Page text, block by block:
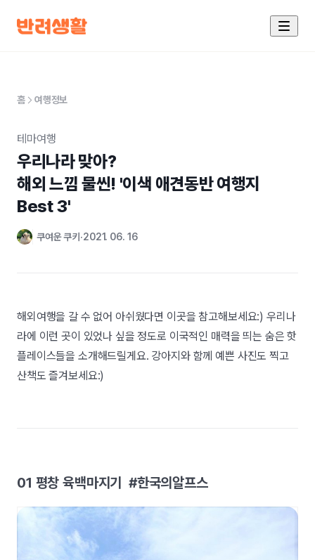
홈 여행정보
테마여행
우리나라 맞아?
해외 느낌 물씬! '이색 애견동반 여행지
Best 3'
쿠여운 쿠키 2021. 06. 16
해외여행을 갈 수 없어 아쉬웠다면 이곳을 참고해보세요:) 우리나
라에 이런 곳이 있었나 싶을 정도로 이국적인 매력을 띄는 숨은 핫
플레이스들을 소개해드릴게요. 강아지와 함께 예쁜 사진도 찍고
산책도 즐겨보세요:)
01 평창 육백마지기 #한국의알프스